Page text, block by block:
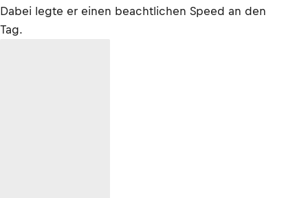
Dabei legte er einen beachtlichen Speed an den
Tag.